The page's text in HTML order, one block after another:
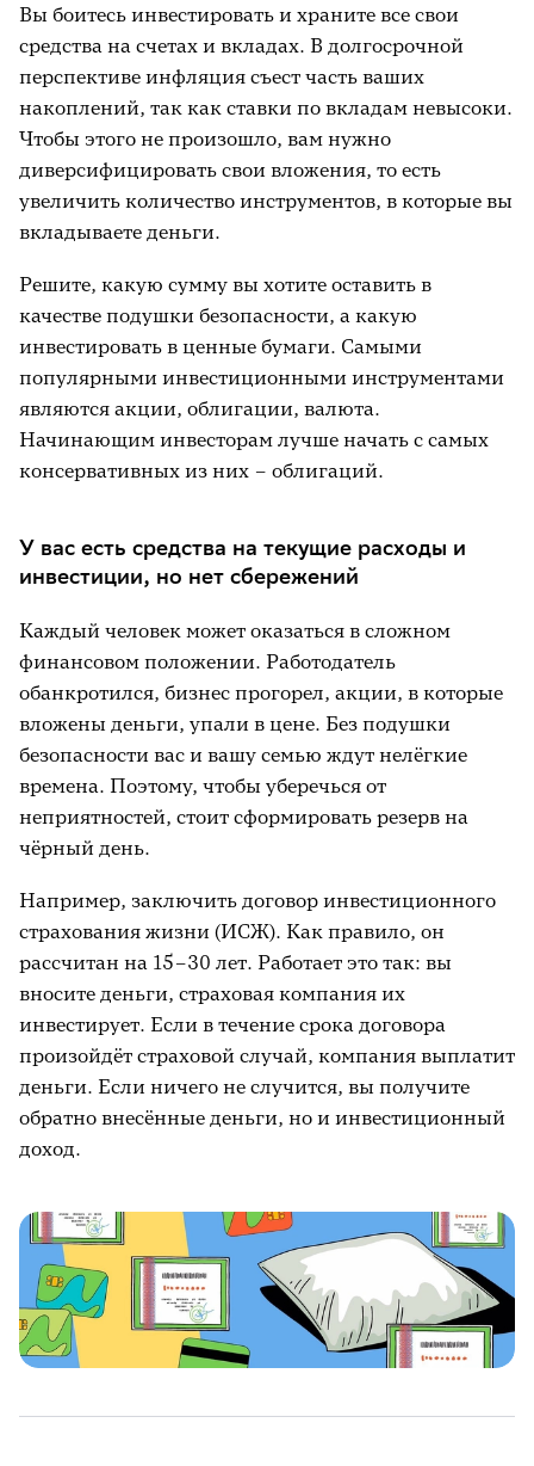
Вы боитесь инвестировать и храните все свои
средства на счетах и вкладах. В долгосрочной
перспективе инфляция съест часть ваших
накоплений, так как ставки по вкладам невысоки.
Чтобы этого не произошло, вам нужно
диверсифицировать свои вложения, то есть
увеличить количество инструментов, в которые вы
вкладываете деньги.
Решите, какую сумму вы хотите оставить в
качестве подушки безопасности, а какую
инвестировать в ценные бумаги. Самыми
популярными инвестиционными инструментами
являются акции, облигации, валюта.
Начинающим инвесторам лучше начать с самых
консервативных из них – облигаций.
У вас есть средства на текущие расходы и
инвестиции, но нет сбережений
Каждый человек может оказаться в сложном
финансовом положении. Работодатель
обанкротился, бизнес прогорел, акции, в которые
вложены деньги, упали в цене. Без подушки
безопасности вас и вашу семью ждут нелёгкие
времена. Поэтому, чтобы уберечься от
неприятностей, стоит сформировать резерв на
чёрный день.
Например, заключить договор инвестиционного
страхования жизни (ИСЖ). Как правило, он
рассчитан на 15–30 лет. Работает это так: вы
вносите деньги, страховая компания их
инвестирует. Если в течение срока договора
произойдёт страховой случай, компания выплатит
деньги. Если ничего не случится, вы получите
обратно внесённые деньги, но и инвестиционный
доход.